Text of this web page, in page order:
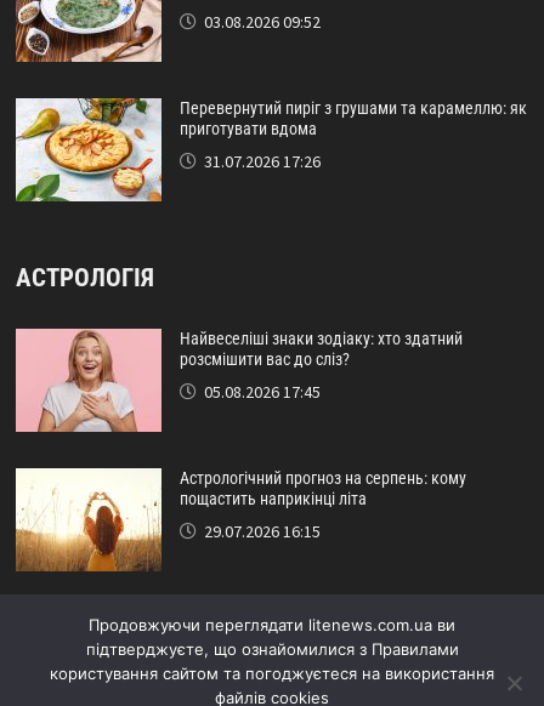
03.08.2026 09:52
Перевернутий пиріг з грушами та карамеллю: як
приготувати вдома
31.07.2026 17:26
АСТРОЛОГІЯ
Найвеселіші знаки зодіаку: хто здатний
розсмішити вас до сліз?
05.08.2026 17:45
Астрологічний прогноз на серпень: кому
пощастить наприкінці літа
29.07.2026 16:15
Ідеальний друг за знаком зодіаку: хто ніколи не
підведе?
24.07.2026 17:48
Продовжуючи переглядати litenews.com.ua ви
підтверджуєте, що ознайомилися з Правилами
користування сайтом та погоджуєтеся на використання
файлів cookies